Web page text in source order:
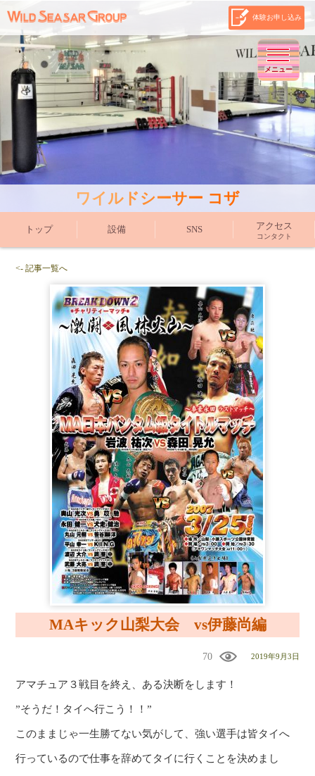
体験お申し込み
メニュー
ワイルドシーサー コザ
トップ 設備 SNS アクセス
コンタクト
<- 記事一覧へ
MAキック山梨大会 vs伊藤尚編
2019年9月3日
70
アマチュア３戦目を終え、ある決断をします！
”そうだ！タイへ行こう！！”
このままじゃ一生勝てない気がして、強い選手は皆タイへ
行っているので仕事を辞めてタイに行くことを決めまし